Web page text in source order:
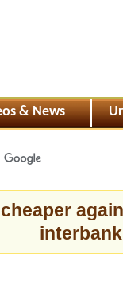
& News
interbank